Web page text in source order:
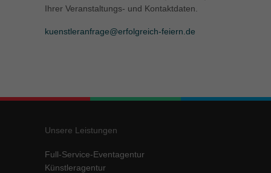
Ihrer Veranstaltungs- und Kontaktdaten.
kuenstleranfrage@erfolgreich-feiern.de
Unsere Leistungen
Full-Service-Eventagentur
Künstleragentur